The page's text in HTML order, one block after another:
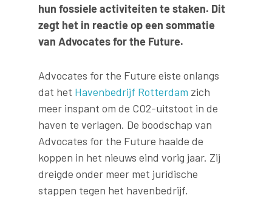
hun fossiele activiteiten te staken. Dit
zegt het in reactie op een sommatie
van Advocates for the Future.
Advocates for the Future eiste onlangs
dat het Havenbedrijf Rotterdam zich
meer inspant om de CO2-uitstoot in de
haven te verlagen. De boodschap van
Advocates for the Future haalde de
koppen in het nieuws eind vorig jaar. Zij
dreigde onder meer met juridische
stappen tegen het havenbedrijf.